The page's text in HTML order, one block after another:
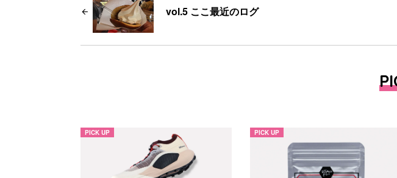
vol.5 ここ最近のログ
PICK UP PICK UP